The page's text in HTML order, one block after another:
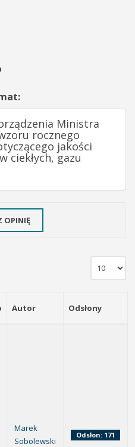
Ministra
rocznego
jakości
ciekłych, gazu
OPINIĘ
Autor Odsłony
Marek
Sobolewski
Odsłon: 171